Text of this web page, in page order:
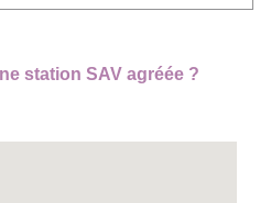
station SAV agréée ?